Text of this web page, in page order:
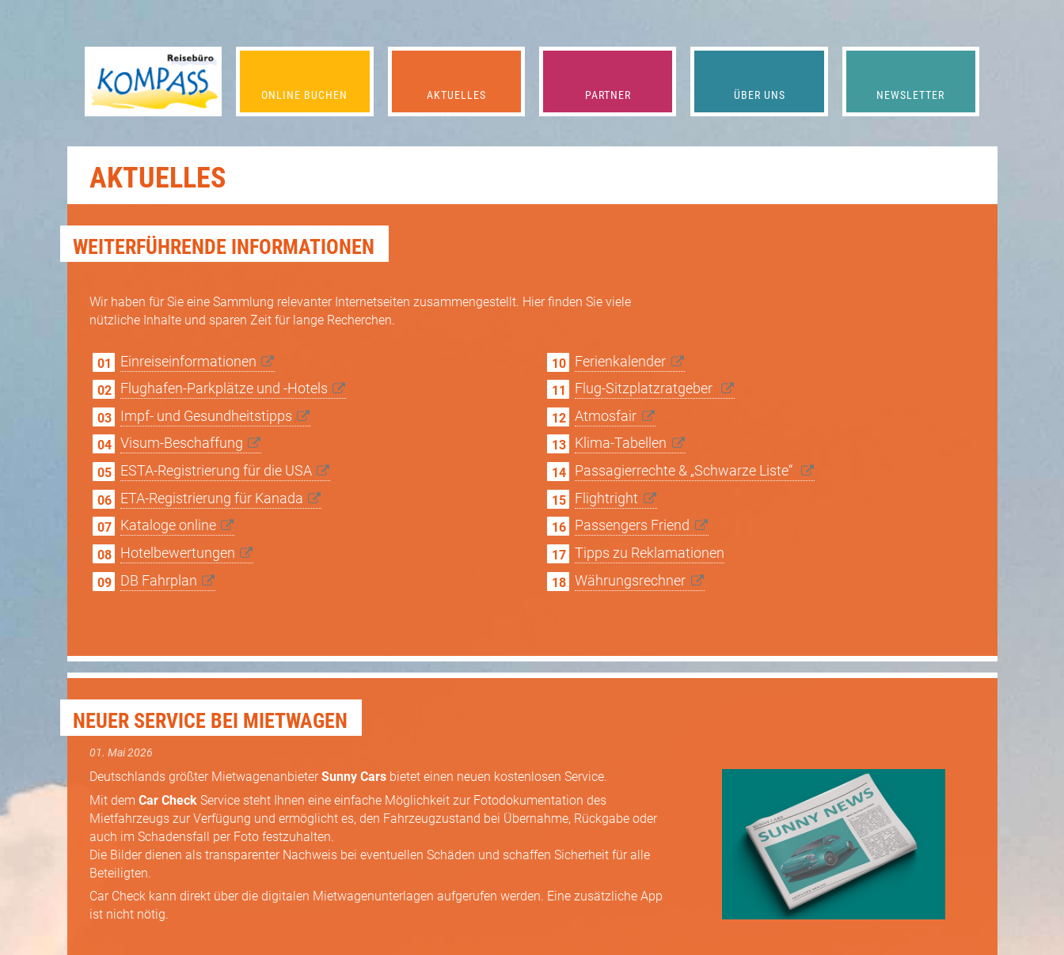
ONLINE­ BUCHEN AKTUELLES PARTNER ÜBER UNS NEWSLETTER
AKTUELLES
WEITERFÜHRENDE INFORMATIONEN
Wir haben für Sie eine Sammlung relevanter Internetseiten zusammengestellt. Hier finden Sie viele
nützliche Inhalte und sparen Zeit für lange Recherchen.
Einreiseinformationen
Flughafen-Parkplätze und -Hotels
Impf- und Gesundheitstipps
Visum-Beschaffung
ESTA-Registrierung für die USA
ETA-Registrierung für Kanada
Kataloge online
Hotelbewertungen
DB Fahrplan
Ferienkalender
Flug-Sitzplatzratgeber
Atmosfair
Klima-Tabellen
Passagierrechte & „Schwarze Liste“
Flightright
Passengers Friend
Tipps zu Reklamationen
Währungsrechner
NEUER SERVICE BEI MIETWAGEN
01. Mai 2026
Deutschlands größter MietwagenanbieterSunny Carsbietet einen neuen kostenlosen Service.
Mit dem Car CheckService steht Ihnen eine einfache Möglichkeit zur Fotodokumentation des
Mietfahrzeugs zur Verfügung und ermöglicht es, den Fahrzeugzustand bei Übernahme, Rückgabe oder
auch im Schadensfall per Foto festzuhalten.
Die Bilder dienen als transparenter Nachweis bei eventuellen Schäden und schaffen Sicherheit für alle
Beteiligten.
Car Check kann direkt über die digitalen Mietwagenunterlagen aufgerufen werden. Eine zusätzliche App
ist nicht nötig.